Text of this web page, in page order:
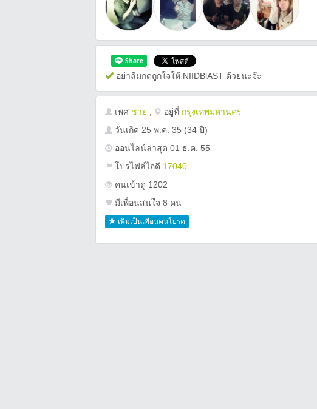
อย่าลืมกดถูกใจให้ NIIDBlAST ด้วยนะจ๊ะ
เพศ ชาย อยู่ที่ กรุงเทพมหานคร
วันเกิด 25 พ.ค. 35 (34 ปี)
ออนไลน์ล่าสุด 01 ธ.ค. 55
โปรไฟล์ไอดี 17040
คนเข้าดู 1202
มีเพื่อนสนใจ 8 คน
เพิ่มเป็นเพื่อนคนโปรด